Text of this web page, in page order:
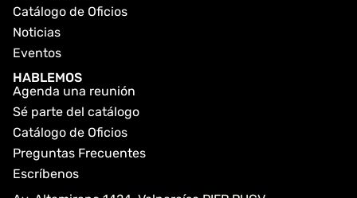
Catálogo de Oficios
Noticias
Eventos
HABLEMOS
Agenda una reunión
Sé parte del catálogo
Catálogo de Oficios
Preguntas Frecuentes
Escríbenos